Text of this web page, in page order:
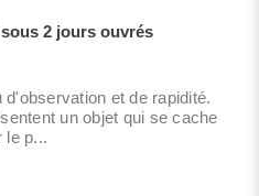
2 jours ouvrés
et de rapidité.
un objet qui se cache
le p...